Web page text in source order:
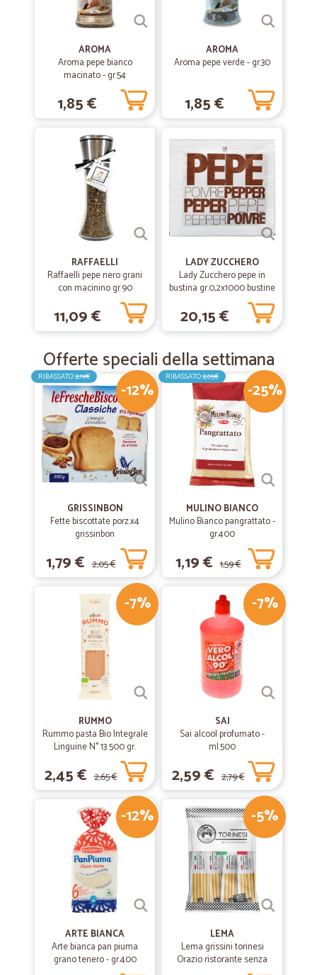
AROMA
Aroma pepe bianco
macinato - gr.54
1,85 €
AROMA
Aroma pepe verde - gr.30
1,85 €
RAFFAELLI
Raffaelli pepe nero grani
con macinino gr.90
11,09 €
LADY ZUCCHERO
Lady Zucchero pepe in
bustina gr.0,2x1000 bustine
20,15 €
Offerte speciali della settimana
-12%
RIBASSATO2,19€
GRISSINBON
Fette biscottate porz.x4
grissinbon
1,79 € 2,05 €
-25%
RIBASSATO2,05€
MULINO BIANCO
Mulino Bianco pangrattato -
gr.400
1,19 € 1,59 €
-7%
RUMMO
Rummo pasta Bio Integrale
Linguine N° 13 500 gr.
2,45 € 2,65 €
-7%
SAI
Sai alcool profumato -
ml.500
2,59 € 2,79 €
-12%
ARTE BIANCA
Arte bianca pan piuma
grano tenero - gr.400
-5%
LEMA
Lema grissini torinesi
Orazio ristorante senza